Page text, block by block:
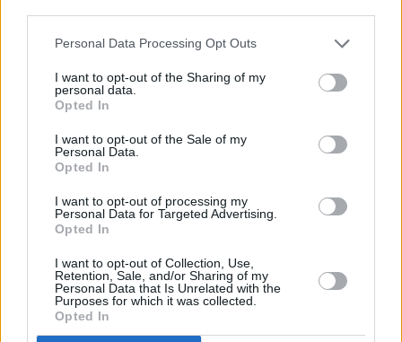
Personal Data Processing Opt Outs
I want to opt-out of the Sharing of my
personal data.
Opted In
I want to opt-out of the Sale of my
Personal Data.
Opted In
I want to opt-out of processing my
Personal Data for Targeted Advertising.
Opted In
I want to opt-out of Collection, Use,
Retention, Sale, and/or Sharing of my
Personal Data that Is Unrelated with the
Purposes for which it was collected.
Opted In
Al igual que en ediciones anteriores, el Torneo 24
categorías,tanto masculinas como femeninas . Los
benjamines y alevines serán los grandes
protagonistas de la mañana del sábado 20 de junio,
con la celebración de una concentración de
Cabrera, dando paso posteriormente a los
encuentros del resto de categorías. La mañana del
domingo estará reservada para la disputa de las
finales.